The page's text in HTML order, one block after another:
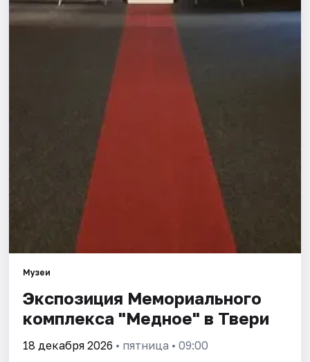
Музеи
Экспозиция Мемориального
комплекса "Медное" в Твери
18 декабря 2026 • пятница • 09:00